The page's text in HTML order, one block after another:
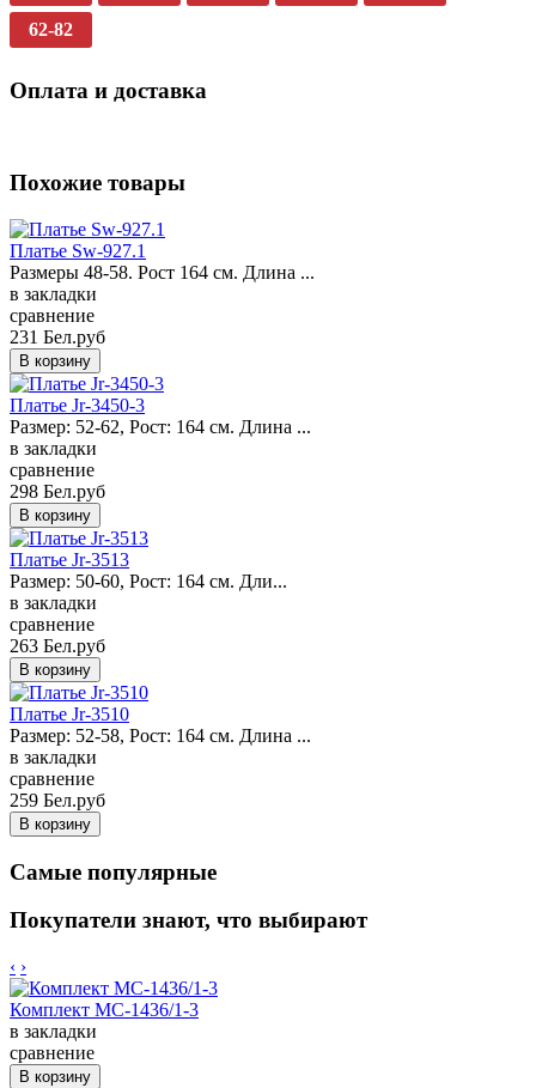
62-82
Оплата и доставка
Похожие товары
Платье Sw-927.1
Размеры 48-58. Рост 164 см. Длина ...
в закладки
сравнение
231 Бел.руб
Платье Jr-3450-3
Размер: 52-62, Рост: 164 см. Длина ...
в закладки
сравнение
298 Бел.руб
Платье Jr-3513
Размер: 50-60, Рост: 164 см. Дли...
в закладки
сравнение
263 Бел.руб
Платье Jr-3510
Размер: 52-58, Рост: 164 см. Длина ...
в закладки
сравнение
259 Бел.руб
Самые популярные
Покупатели знают, что выбирают
‹ ›
Комплект MC-1436/1-3
в закладки
сравнение